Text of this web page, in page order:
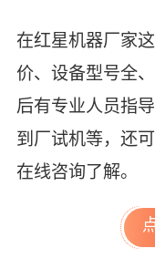
在红星机器厂家
价、设备型号全
后有专业人员指
到厂试机等，还
在线咨询了解。